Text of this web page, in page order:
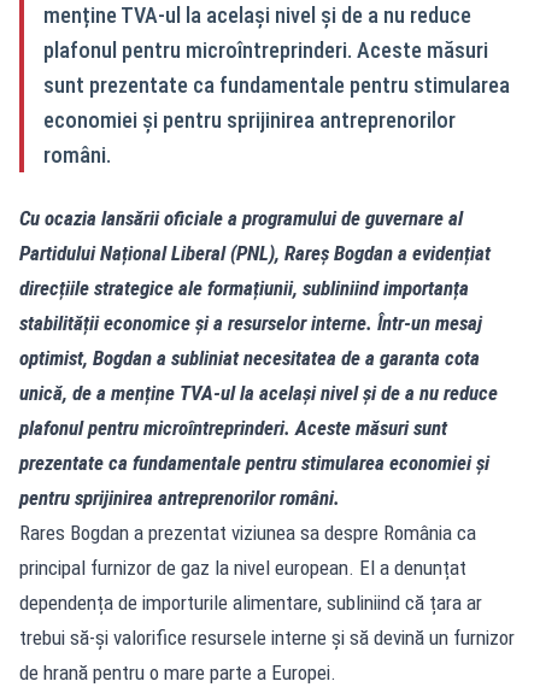
menține TVA-ul la același nivel și de a nu reduce
plafonul pentru microîntreprinderi. Aceste măsuri
sunt prezentate ca fundamentale pentru stimularea
economiei și pentru sprijinirea antreprenorilor
români.
Cu ocazia lansării oficiale a programului de guvernare al
Partidului Național Liberal (PNL), Rareș Bogdan a evidențiat
direcțiile strategice ale formațiunii, subliniind importanța
stabilității economice și a resurselor interne. Într-un mesaj
optimist, Bogdan a subliniat necesitatea de a garanta cota
unică, de a menține TVA-ul la același nivel și de a nu reduce
plafonul pentru microîntreprinderi. Aceste măsuri sunt
prezentate ca fundamentale pentru stimularea economiei și
pentru sprijinirea antreprenorilor români.
Rares Bogdan a prezentat viziunea sa despre România ca
principal furnizor de gaz la nivel european. El a denunțat
dependența de importurile alimentare, subliniind că țara ar
trebui să-și valorifice resursele interne și să devină un furnizor
de hrană pentru o mare parte a Europei.